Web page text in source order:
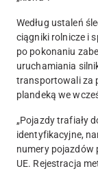
Według ustaleń
ciągniki rolnicze i
po pokonaniu
uruchamiania
transportowali za
plandeką we
„Pojazdy trafiały
identyfikacyjne,
numery pojazdów
UE. Rejestracja